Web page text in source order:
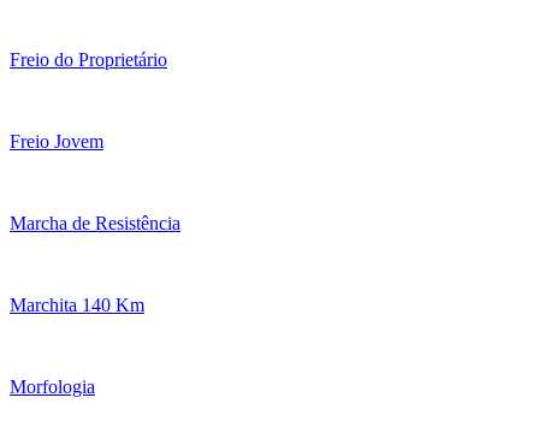
Freio do Proprietário
Freio Jovem
Marcha de Resistência
Marchita 140 Km
Morfologia